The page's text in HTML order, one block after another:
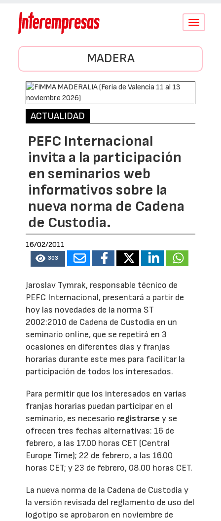
Conmutar
MADERA
ACTUALIDAD
PEFC Internacional
invita a la participación
en seminarios web
informativos sobre la
nueva norma de Cadena
de Custodia.
16/02/2011
303
Jaroslav Tymrak, responsable técnico de
PEFC Internacional, presentará a partir de
hoy las novedades de la norma ST
2002:2010 de Cadena de Custodia en un
seminario online, que se repetirá en 3
ocasiones en diferentes días y franjas
horarias durante este mes para facilitar la
participación de todos los interesados.
Para permitir que los interesados en varias
franjas horarias puedan participar en el
seminario, es necesario registrarse y se
ofrecen tres fechas alternativas: 16 de
febrero, a las 17.00 horas CET (Central
Europe Time); 22 de febrero, a las 16.00
horas CET; y 23 de febrero, 08.00 horas CET.
La nueva norma de la Cadena de Custodia y
la versión revisada del reglamento de uso del
logotipo se aprobaron en noviembre de